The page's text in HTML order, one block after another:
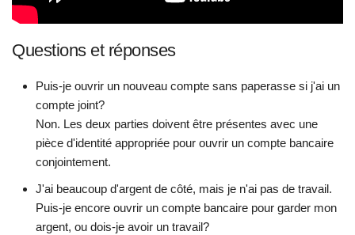
Questions et réponses
Puis-je ouvrir un nouveau compte sans paperasse si j'ai un
compte joint?
Non. Les deux parties doivent être présentes avec une
pièce d'identité appropriée pour ouvrir un compte bancaire
conjointement.
J'ai beaucoup d'argent de côté, mais je n'ai pas de travail.
Puis-je encore ouvrir un compte bancaire pour garder mon
argent, ou dois-je avoir un travail?